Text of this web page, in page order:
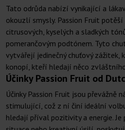
Tato odrůda nabízí vynikající a
okouzlí smysly. Passion Fruit
citrusových, kyselých a sladkých
pomerančovým podtónem. Tyto
vytvářejí jedinečný chuťový zážitek,
konopí, kteří hledají něco
Účinky Passion Fruit od
Účinky Passion Fruit jsou převážně
stimulující, což z ní činí ideální
hledají příval pozitivity a energie.